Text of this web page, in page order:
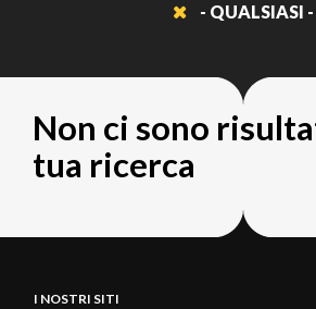
- QUALSIASI -
Non ci sono
tua ricerca
I NOSTRI SITI